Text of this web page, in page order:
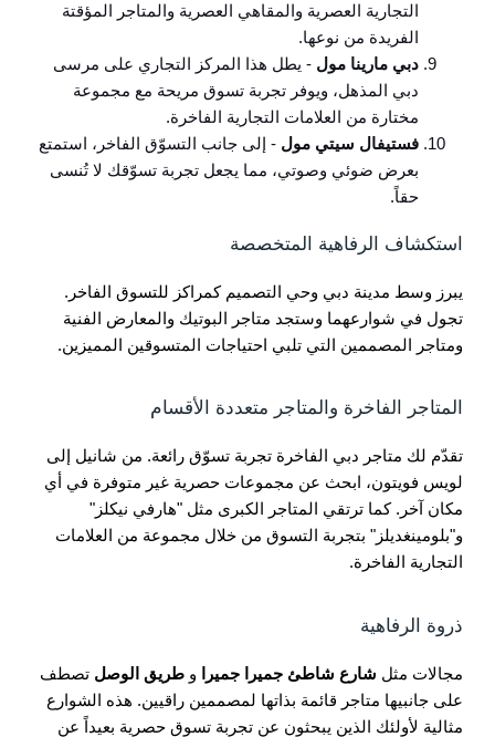
التجارية العصرية والمقاهي العصرية والمتاجر المؤقتة
الفريدة من نوعها.
دبي مارينا مول - يطل هذا المركز التجاري على مرسى
دبي المذهل، ويوفر تجربة تسوق مريحة مع مجموعة
مختارة من العلامات التجارية الفاخرة.
فستيفال سيتي مول - إلى جانب التسوّق الفاخر، استمتع
بعرض ضوئي وصوتي، مما يجعل تجربة تسوّقك لا تُنسى
حقاً.
استكشاف الرفاهية المتخصصة
يبرز وسط مدينة دبي وحي التصميم كمراكز للتسوق الفاخر.
تجول في شوارعهما وستجد متاجر البوتيك والمعارض الفنية
ومتاجر المصممين التي تلبي احتياجات المتسوقين المميزين.
المتاجر الفاخرة والمتاجر متعددة الأقسام
تقدّم لك متاجر دبي الفاخرة تجربة تسوّق رائعة. من شانيل إلى
لويس فويتون، ابحث عن مجموعات حصرية غير متوفرة في أي
مكان آخر. كما ترتقي المتاجر الكبرى مثل "هارفي نيكلز"
و"بلومينغديلز" بتجربة التسوق من خلال مجموعة من العلامات
التجارية الفاخرة.
ذروة الرفاهية
مجالات مثل شارع شاطئ جميرا جميرا و طريق الوصل تصطف
على جانبيها متاجر قائمة بذاتها لمصممين راقيين. هذه الشوارع
مثالية لأولئك الذين يبحثون عن تجربة تسوق حصرية بعيداً عن